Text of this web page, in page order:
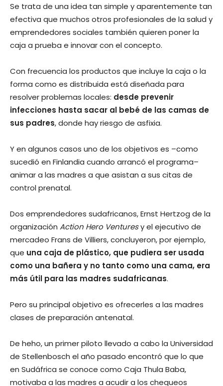
Se trata de una idea tan simple y aparentemente tan
efectiva que muchos otros profesionales de la salud y
emprendedores sociales también quieren poner la
caja a prueba e innovar con el concepto.
Con frecuencia los productos que incluye la caja o la
forma como es distribuida está diseñada para
resolver problemas locales: desde prevenir
infecciones hasta sacar al bebé de las camas de
sus padres, donde hay riesgo de asfixia.
Y en algunos casos uno de los objetivos es –como
sucedió en Finlandia cuando arrancó el programa–
animar a las madres a que asistan a sus citas de
control prenatal.
Dos emprendedores sudafricanos, Ernst Hertzog de la
organización Action Hero Venturesy el ejecutivo de
mercadeo Frans de Villiers, concluyeron, por ejemplo,
que una caja de plástico, que pudiera ser usada
como una bañera y no tanto como una cama, era
más útil para las madres sudafricanas.
Pero su principal objetivo es ofrecerles a las madres
clases de preparación antenatal.
De heho, un primer piloto llevado a cabo la Universidad
de Stellenbosch el año pasado encontró que lo que
en Sudáfrica se conoce como Caja Thula Baba,
motivaba a las madres a acudir a los chequeos